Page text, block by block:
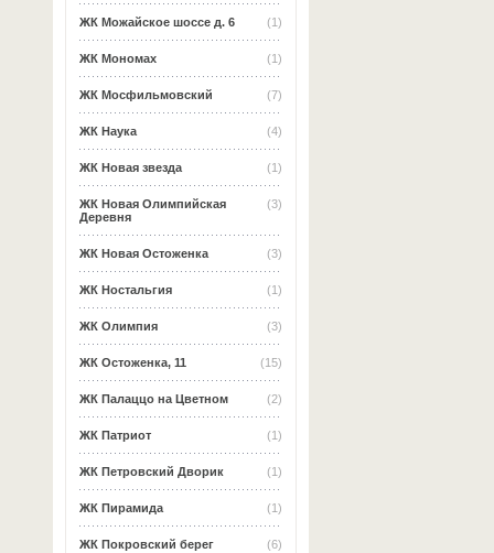
(1)
ЖК Можайское шоссе д. 6
(1)
ЖК Мономах
(7)
ЖК Мосфильмовский
(4)
ЖК Наука
(1)
ЖК Новая звезда
(3)
ЖК Новая Олимпийская
Деревня
(3)
ЖК Новая Остоженка
(1)
ЖК Ностальгия
(3)
ЖК Олимпия
(15)
ЖК Остоженка, 11
(2)
ЖК Палаццо на Цветном
(1)
ЖК Патриот
(1)
ЖК Петровский Дворик
(1)
ЖК Пирамида
(6)
ЖК Покровский берег